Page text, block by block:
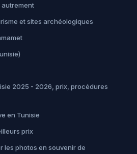
autrement
et sites archéologiques
2025 - 2026, prix, procédures
en Tunisie
prix
les photos en souvenir de